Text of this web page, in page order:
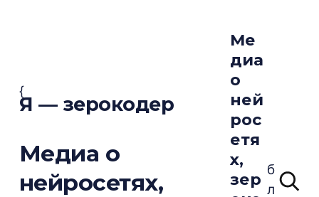
{
Я — зерокодер
Медиа о
нейросетях,
Ме
диа
о
ней
рос
етя
х,
зер
б
л